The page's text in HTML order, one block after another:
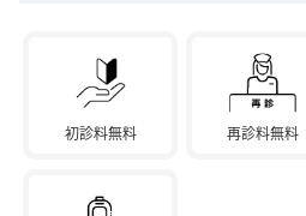
初診料無料 再診料無料